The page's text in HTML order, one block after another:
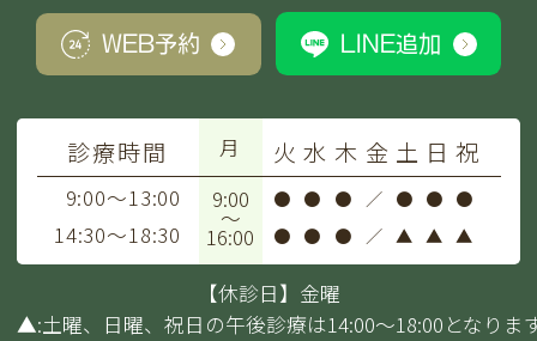
WEB予約 LINE追加
診療時間 月 火 水 木 金 土 日 祝
9:00～13:00 9:00
～
16:00
● ● ● ／ ● ● ●
14:30～18:30 ● ● ● ／ ▲ ▲ ▲
【休診日】金曜
▲:土曜、日曜、祝日の午後診療は14:00～18:00となりま